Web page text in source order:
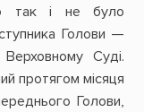
так і не було
Голови —
Суді.
протягом місяця
Голови,